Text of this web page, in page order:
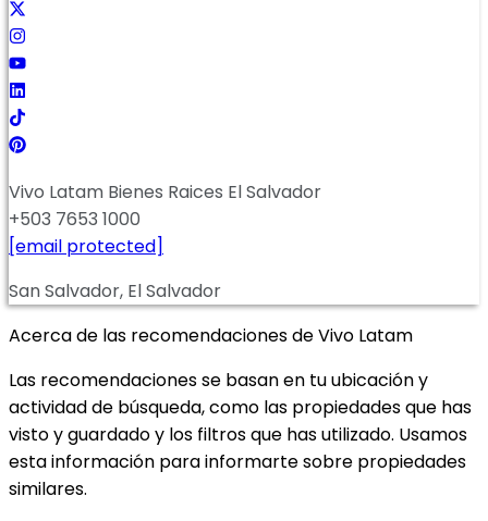
Vivo Latam Bienes Raices El Salvador
+503 7653 1000
[email protected]
San Salvador, El Salvador
Acerca de las recomendaciones de Vivo Latam
Las recomendaciones se basan en tu ubicación y
actividad de búsqueda, como las propiedades que has
visto y guardado y los filtros que has utilizado. Usamos
esta información para informarte sobre propiedades
similares.